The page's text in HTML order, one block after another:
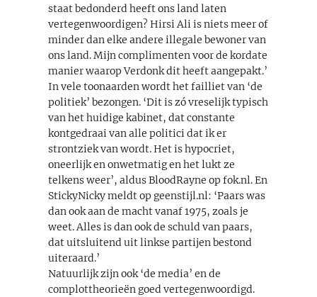
staat bedonderd heeft ons land laten
vertegenwoordigen? Hirsi Ali is niets meer of
minder dan elke andere illegale bewoner van
ons land. Mijn complimenten voor de kordate
manier waarop Verdonk dit heeft aangepakt.’
In vele toonaarden wordt het failliet van ‘de
politiek’ bezongen. ‘Dit is zó vreselijk typisch
van het huidige kabinet, dat constante
kontgedraai van alle politici dat ik er
strontziek van wordt. Het is hypocriet,
oneerlijk en onwetmatig en het lukt ze
telkens weer’, aldus BloodRayne op fok.nl. En
StickyNicky meldt op geenstijl.nl: ‘Paars was
dan ook aan de macht vanaf 1975, zoals je
weet. Alles is dan ook de schuld van paars,
dat uitsluitend uit linkse partijen bestond
uiteraard.’
Natuurlijk zijn ook ‘de media’ en de
complottheorieën goed vertegenwoordigd.